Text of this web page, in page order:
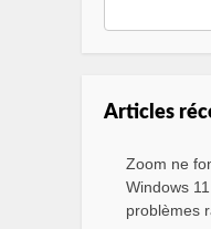
Articles
Zoom ne
Windows
problèmes